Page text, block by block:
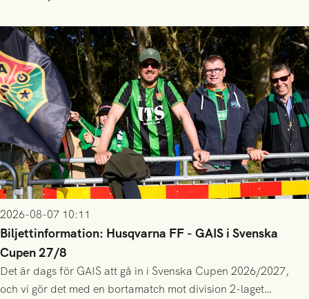
2026-08-07 10:11
Biljettinformation: Husqvarna FF - GAIS i Svenska
Cupen 27/8
Det är dags för GAIS att gå in i Svenska Cupen 2026/2027,
och vi gör det med en bortamatch mot division 2-laget